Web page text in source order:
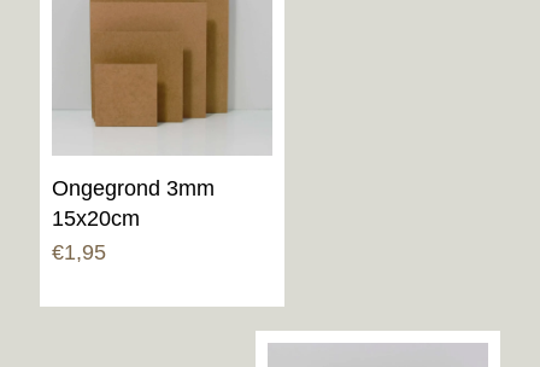
Ongegrond 3mm
15x20cm
€1,95